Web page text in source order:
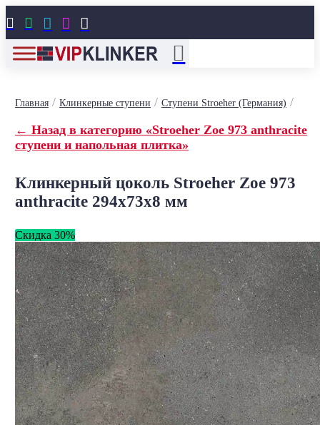
    
Главная/ Клинкерные ступени / Ступени Stroeher (Германия) /
← Назад в категорию «Stroeher Zoe 973 anthracite
ступени и напольная плитка»
Клинкерный цоколь Stroeher Zoe 973
anthracite 294х73х8 мм
Скидка 30%